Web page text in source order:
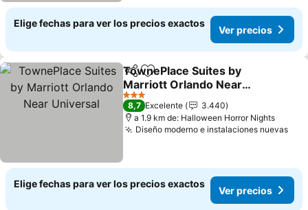
Elige fechas para ver los precios exactos
Ver precios
Compartir
Agregar a favoritos
TownePlace Suites by
Marriott Orlando Near
Universal
Ver precios
3 Estrellas
8,7 Excelente
3.440
a 1.9 km de: Halloween Horror Nights
Diseño moderno e instalaciones nuevas
Elige fechas para ver los precios exactos
Ver precios